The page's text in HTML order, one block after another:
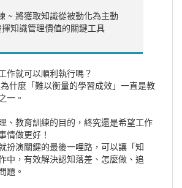
~ 將獲取知識從被動化為主動
知識管理價值的關鍵工具
作就可以順利執行嗎？
什麼「難以衡量的學習成效」一直是教
一。
、教育訓練的目的，終究還是希望工作
情做更好！
扮演關鍵的最後一哩路，可以讓「知
中，有效解決認知落差、怎麼做、追
題。